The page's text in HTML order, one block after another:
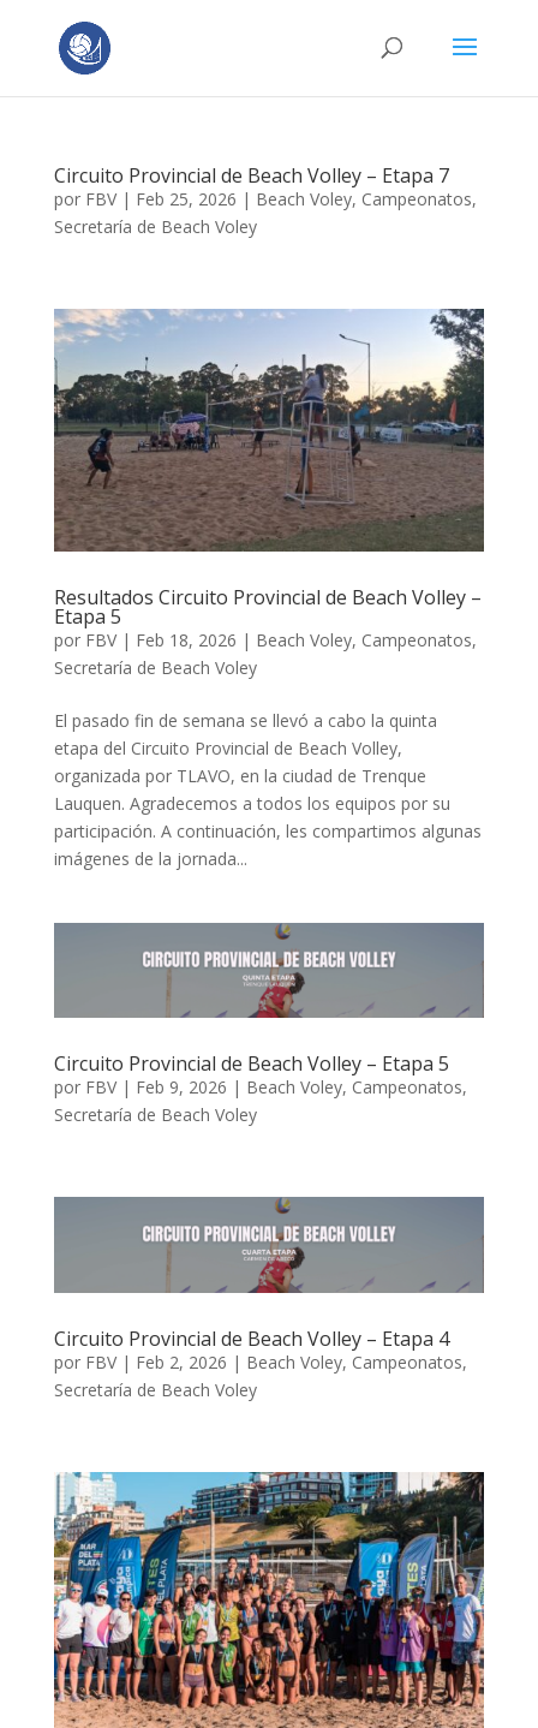
Circuito Provincial de Beach Volley – Etapa 7
por FBV| Feb 25, 2026 | Beach Voley, Campeonatos,
Secretaría de Beach Voley
Resultados Circuito Provincial de Beach Volley –
Etapa 5
por FBV| Feb 18, 2026 | Beach Voley, Campeonatos,
Secretaría de Beach Voley
El pasado fin de semana se llevó a cabo la quinta
etapa del Circuito Provincial de Beach Volley,
organizada por TLAVO, en la ciudad de Trenque
Lauquen. Agradecemos a todos los equipos por su
participación. A continuación, les compartimos algunas
imágenes de la jornada...
Circuito Provincial de Beach Volley – Etapa 5
por FBV| Feb 9, 2026 | Beach Voley, Campeonatos,
Secretaría de Beach Voley
Circuito Provincial de Beach Volley – Etapa 4
por FBV| Feb 2, 2026 | Beach Voley, Campeonatos,
Secretaría de Beach Voley